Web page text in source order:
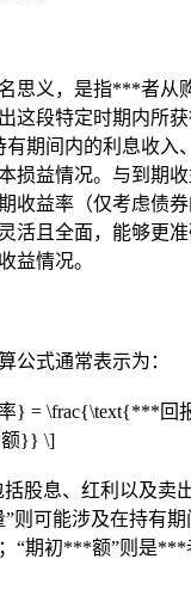
思义，是指***者从
这段特定时期内所
期间内的利息收入
损益情况。与到期
收益率（仅考虑债券
活且全面，能够更
益情况。
公式通常表示为：
} = \frac{\text{***回
}} \]
股息、红利以及卖
”则可能涉及在持有
“期初***额”则是